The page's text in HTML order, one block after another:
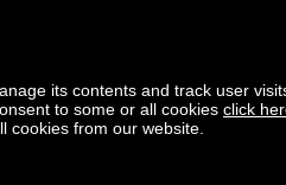
its contents and track user
to some or all cookies click
cookies from our website.